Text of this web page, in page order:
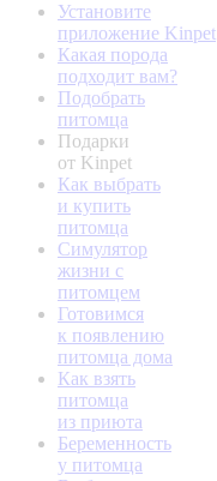
Установите
приложение Kinpet
Какая порода
подходит вам?
Подобрать
питомца
Подарки
от Kinpet
Как выбрать
и купить
питомца
Симулятор
жизни с
питомцем
Готовимся
к появлению
питомца дома
Как взять
питомца
из приюта
Беременность
у питомца